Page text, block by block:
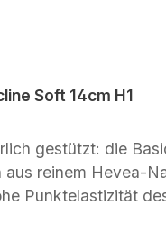
Soft 14cm H1
die Basicline Soft ist
aus reinem Hevea-
Punktelastizität